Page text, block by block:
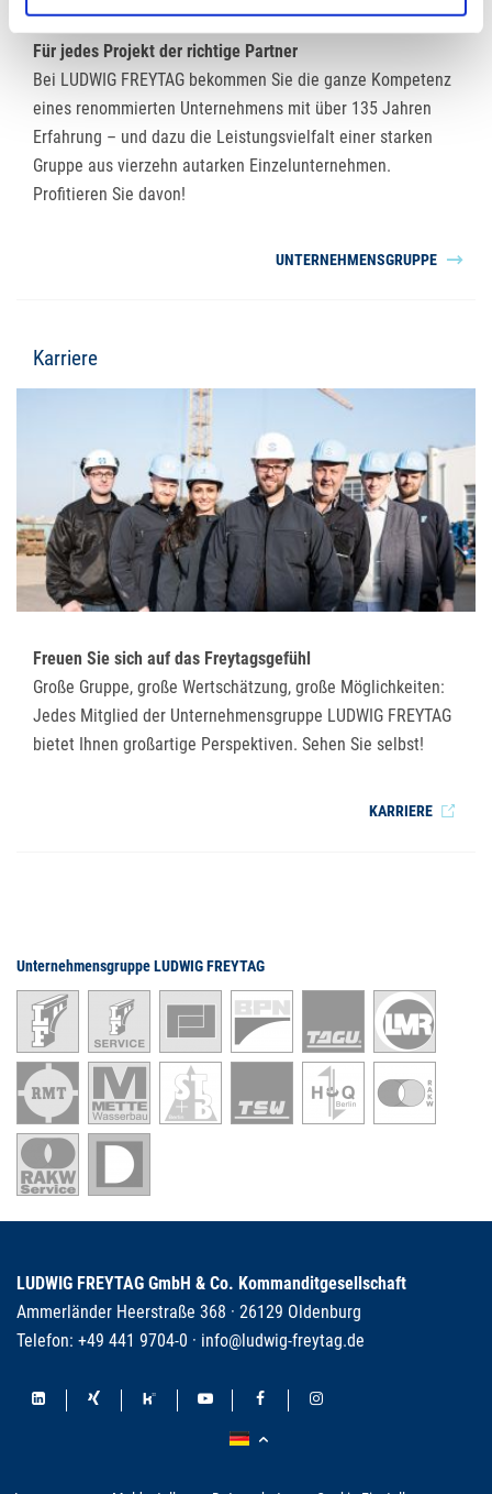
Für jedes Projekt der richtige Partner
Bei LUDWIG FREYTAG bekommen Sie die ganze Kompetenz
eines renommierten Unternehmens mit über 135 Jahren
Erfahrung – und dazu die Leistungsvielfalt einer starken
Gruppe aus vierzehn autarken Einzelunternehmen.
Profitieren Sie davon!
UNTERNEHMENSGRUPPE
Karriere
Freuen Sie sich auf das Freytagsgefühl
Große Gruppe, große Wertschätzung, große Möglichkeiten:
Jedes Mitglied der Unternehmensgruppe LUDWIG FREYTAG
bietet Ihnen großartige Perspektiven. Sehen Sie selbst!
KARRIERE
Unternehmensgruppe LUDWIG FREYTAG
LUDWIG FREYTAG GmbH & Co. Kommanditgesellschaft
Ammerländer Heerstraße 368 · 26129 Oldenburg
Telefon: +49 441 9704-0 · info@ludwig-freytag.de